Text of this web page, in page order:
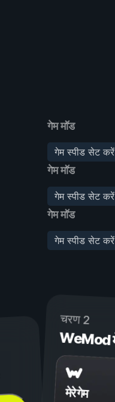
गेम मॉड
गेम स्पीड सेट करें
गेम मॉड
गेम स्पीड सेट करें
गेम मॉड
गेम स्पीड सेट करें
चरण 2
WeMod
मेरे गेम